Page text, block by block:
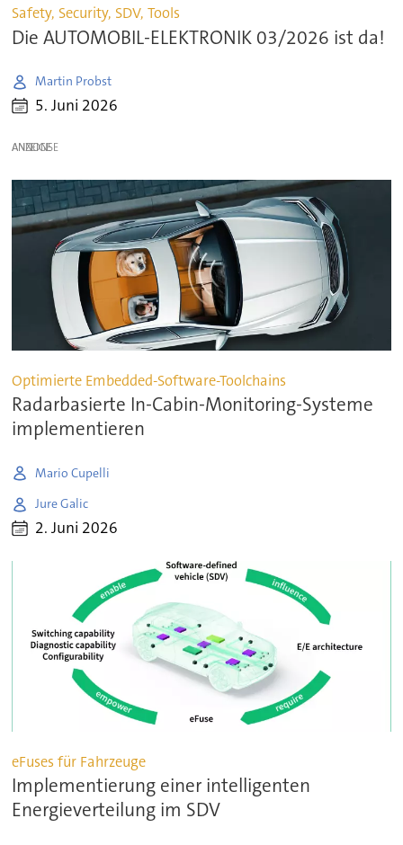
Safety, Security, SDV, Tools
Die AUTOMOBIL-ELEKTRONIK 03/2026 ist da!
Martin Probst
5. Juni 2026
ANZEIGE
Optimierte Embedded-Software-Toolchains
Radarbasierte In-Cabin-Monitoring-Systeme
implementieren
Mario Cupelli
Jure Galic
2. Juni 2026
eFuses für Fahrzeuge
Implementierung einer intelligenten
Energieverteilung im SDV